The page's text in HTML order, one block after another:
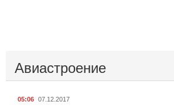
Авиастроение
05:06 07.12.2017